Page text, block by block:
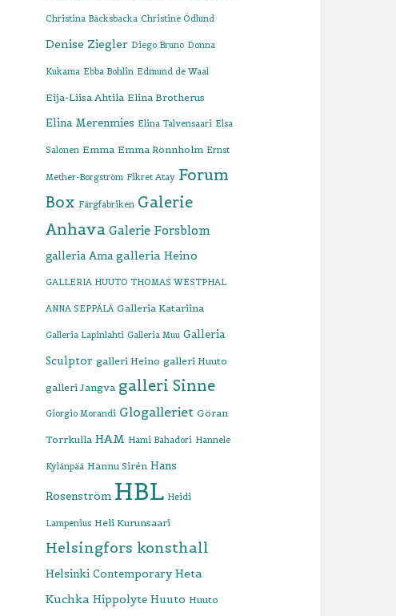
Christina Bäcksbacka Christine Ödlund
Denise Ziegler Diego Bruno Donna
Kukama Ebba Bohlin Edmund de Waal
Eija-Liisa Ahtila Elina Brotherus
Elina Merenmies Elina Talvensaari Elsa
Salonen Emma Emma Rönnholm Ernst
Mether-Borgström Fikret Atay Forum
Box Färgfabriken Galerie
Anhava Galerie Forsblom
galleria Ama galleria Heino
GALLERIA HUUTO THOMAS WESTPHAL
ANNA SEPPÄLÄ Galleria Katariina
Galleria Lapinlahti Galleria Muu Galleria
Sculptor galleri Heino galleri Huuto
galleri Jangva galleri Sinne
Giorgio Morandi Glogalleriet Göran
Torrkulla HAM Hami Bahadori Hannele
Kylänpää Hannu Sirén Hans
Rosenström HBL Heidi
Lampenius Heli Kurunsaari
Helsingfors konsthall
Helsinki Contemporary Heta
Kuchka Hippolyte Huuto Huuto